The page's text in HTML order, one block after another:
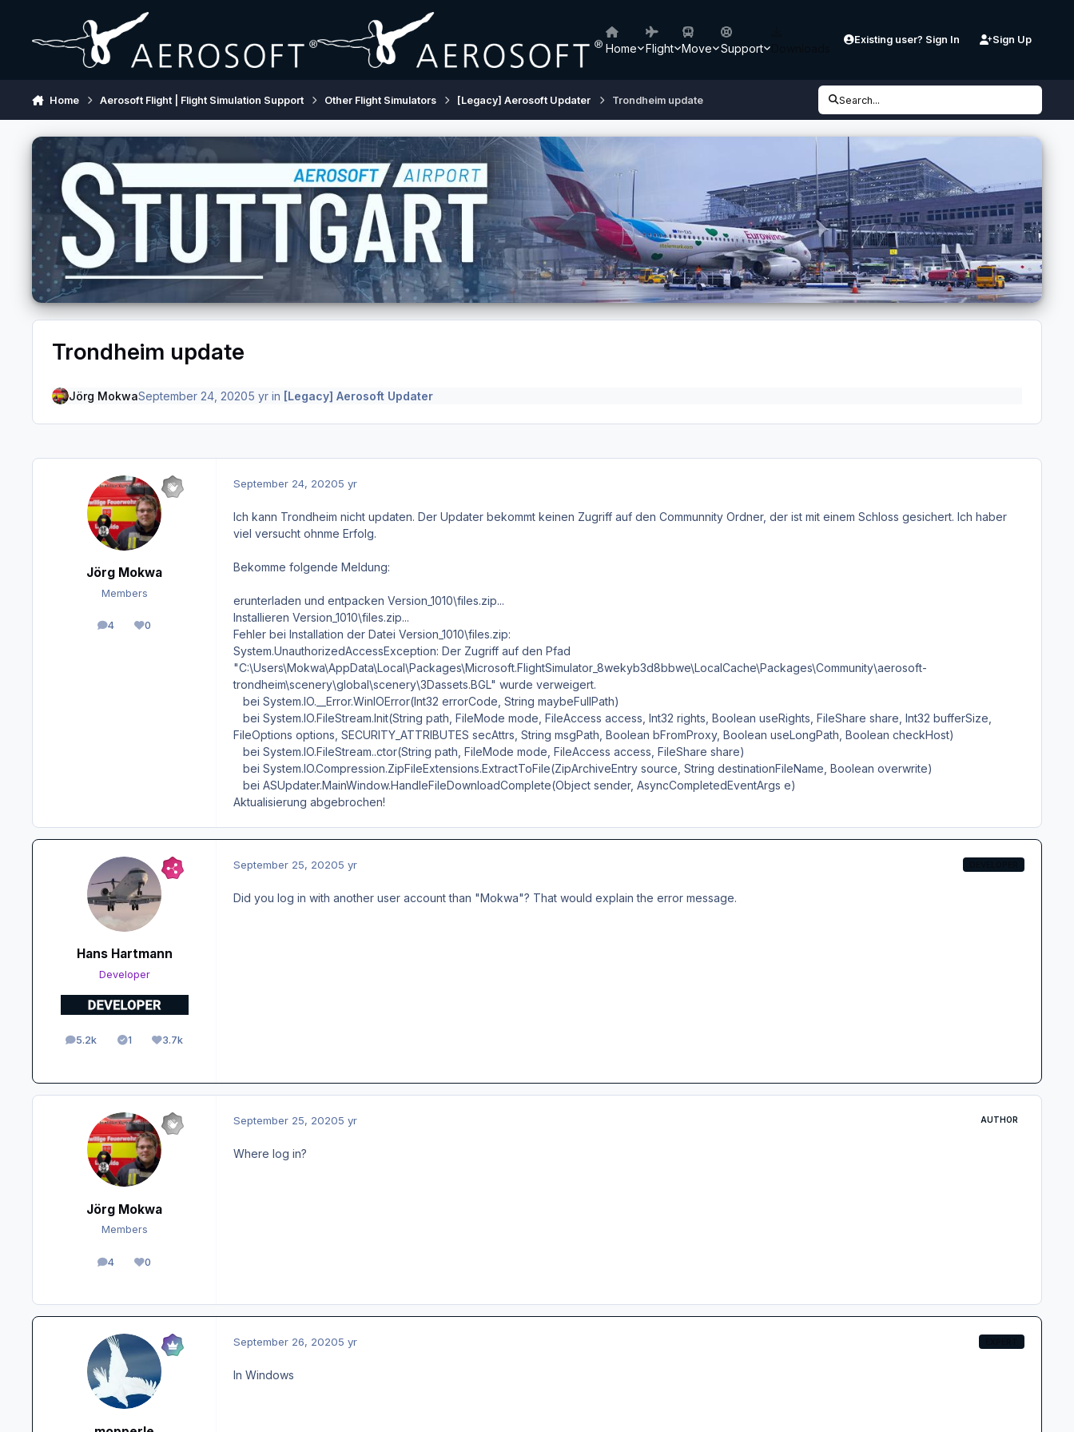
Home Flight Move Support
Existing user? Sign In Sign Up
Home Aerosoft Flight | Flight Simulation Support Other Flight Simulators [Legacy] Aerosoft Updater Trondheim update Search...
Trondheim update
Jörg MokwaSeptember 24, 20205 yrin [Legacy] Aerosoft Updater
Jörg Mokwa
Members
4
posts 0
Reputation
September 24, 20205 yr
Ich kann Trondheim nicht updaten. Der Updater bekommt keinen Zugriff auf den Communnity Ordner, der ist mit einem Schloss gesichert. Ich haber
viel versucht ohnme Erfolg.
Bekomme folgende Meldung:
erunterladen und entpacken Version_1010\files.zip...
Installieren Version_1010\files.zip...
Fehler bei Installation der Datei Version_1010\files.zip:
System.UnauthorizedAccessException: Der Zugriff auf den Pfad
"C:\Users\Mokwa\AppData\Local\Packages\Microsoft.FlightSimulator_8wekyb3d8bbwe\LocalCache\Packages\Community\aerosoft-
trondheim\scenery\global\scenery\3Dassets.BGL" wurde verweigert.
bei System.IO.__Error.WinIOError(Int32 errorCode, String maybeFullPath)
bei System.IO.FileStream.Init(String path, FileMode mode, FileAccess access, Int32 rights, Boolean useRights, FileShare share, Int32 bufferSize,
FileOptions options, SECURITY_ATTRIBUTES secAttrs, String msgPath, Boolean bFromProxy, Boolean useLongPath, Boolean checkHost)
bei System.IO.FileStream..ctor(String path, FileMode mode, FileAccess access, FileShare share)
bei System.IO.Compression.ZipFileExtensions.ExtractToFile(ZipArchiveEntry source, String destinationFileName, Boolean overwrite)
bei ASUpdater.MainWindow.HandleFileDownloadComplete(Object sender, AsyncCompletedEventArgs e)
Aktualisierung abgebrochen!
Hans Hartmann
Developer
5.2k
posts 1
Solutions3.7k
Reputation
September 25, 20205 yr
Did you log in with another user account than "Mokwa"? That would explain the error message.
Jörg Mokwa
Members
4
posts 0
Reputation
September 25, 20205 yr AUTHOR
Where log in?
September 26, 20205 yr
In Windows